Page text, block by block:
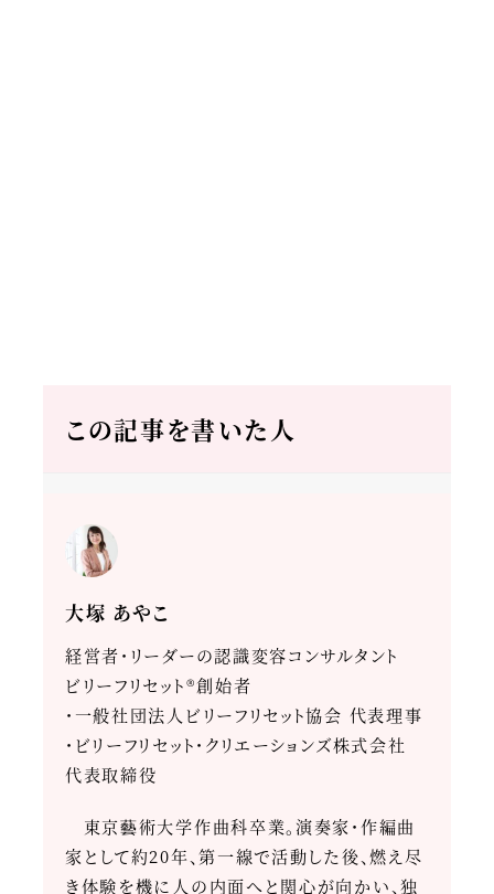
この記事を書いた人
大塚 あやこ
経営者・リーダーの認識変容コンサルタント
ビリーフリセット®創始者
・一般社団法人ビリーフリセット協会 代表理事
・ビリーフリセット・クリエーションズ株式会社
代表取締役
東京藝術大学作曲科卒業。演奏家・作編曲
家として約20年、第一線で活動した後、燃え尽
き体験を機に人の内面へと関心が向かい、独